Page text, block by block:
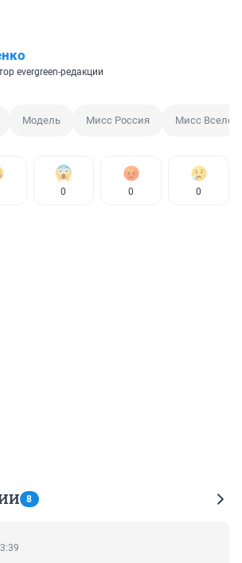
evergreen-редакции
Модель Мисс Россия Мисс
0 0 0
8